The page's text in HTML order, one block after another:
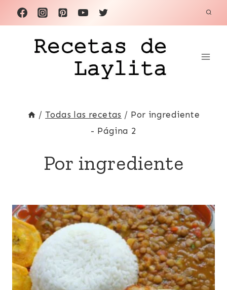
Saltar
al
contenido
/ Todas las recetas / Por ingrediente
- Página 2
Por ingrediente